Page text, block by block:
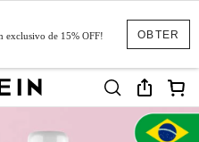
OBTER
exclusivo de 15% OFF!